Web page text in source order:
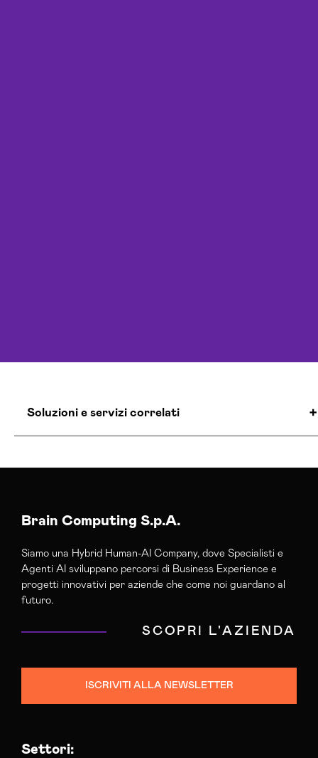
Soluzioni e servizi correlati
Brain Computing S.p.A.
Siamo una Hybrid Human-AI Company, dove Specialisti e
Agenti AI sviluppano percorsi di Business Experience e
progetti innovativi per aziende che come noi guardano al
futuro.
SCOPRI L'AZIENDA
ISCRIVITI ALLA NEWSLETTER
Settori: